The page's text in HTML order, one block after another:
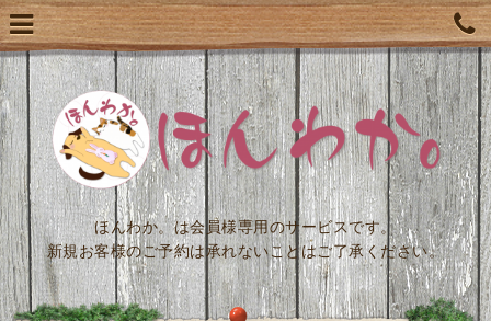
ほんわか。は会員様専用のサービスです。
新規お客様のご予約は承れないことはご了承ください。